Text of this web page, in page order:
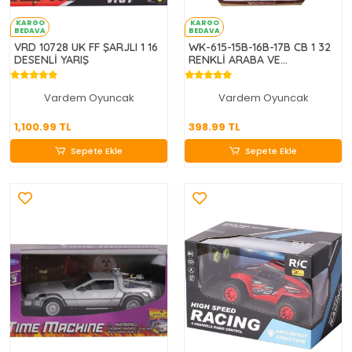
KARGO
BEDAVA
VRD 10728 UK FF ŞARJLI 1 16
DESENLİ YARIŞ
Vardem Oyuncak
1,100.99 TL
1,100.99 TL
Sepete Ekle
Sepete Ekle
KARGO
BEDAVA
WK-615-15B-16B-17B CB 1 32
RENKLİ ARABA VE
KAMYONET
Vardem Oyuncak
398.99 TL
398.99 TL
Sepete Ekle